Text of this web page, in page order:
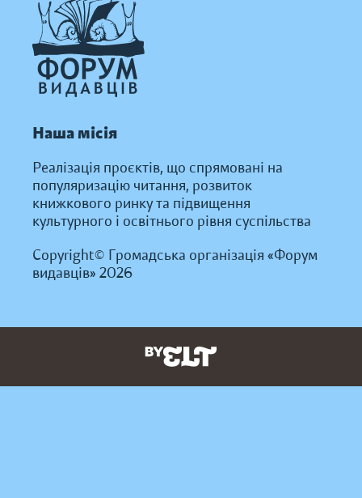
Наша місія
Реалізація проєктів, що спрямовані на
популяризацію читання, розвиток
книжкового ринку та підвищення
культурного і освітнього рівня суспільства
Copyright© Громадська організація «Форум
видавців» 2026